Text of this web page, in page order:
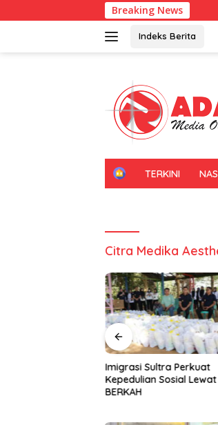
ke
Breaking News
Indeks Berita
H
TERKINI
Citra Medika
Imigrasi Sultra Perkuat
Kepedulian Sosial Lewat
BERKAH